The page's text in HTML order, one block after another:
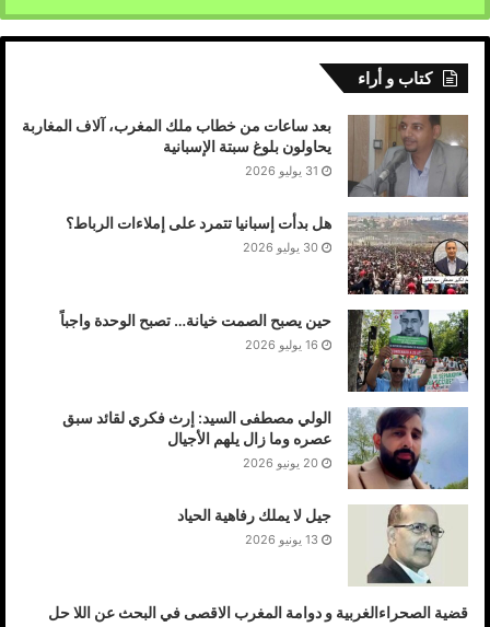
كتاب و أراء
بعد ساعات من خطاب ملك المغرب، آلاف المغاربة
يحاولون بلوغ سبتة الإسبانية
31 يوليو 2026
هل بدأت إسبانيا تتمرد على إملاءات الرباط؟
30 يوليو 2026
حين يصبح الصمت خيانة… تصبح الوحدة واجباً
16 يوليو 2026
الولي مصطفى السيد: إرث فكري لقائد سبق
عصره وما زال يلهم الأجيال
20 يونيو 2026
جيل لا يملك رفاهية الحياد
13 يونيو 2026
قضية الصحراءالغربية و دوامة المغرب الاقصى في البحث عن اللا حل